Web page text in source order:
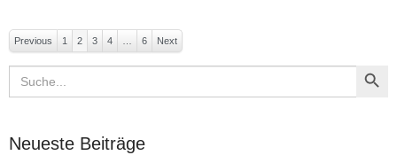
Previous 1 2 3 4 6 Next
Search
for:
Search Button
Neueste Beiträge